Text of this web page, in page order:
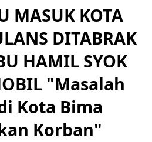
MASUK KOTA
DITABRAK
HAMIL SYOK
"Masalah
Kota Bima
Korban"